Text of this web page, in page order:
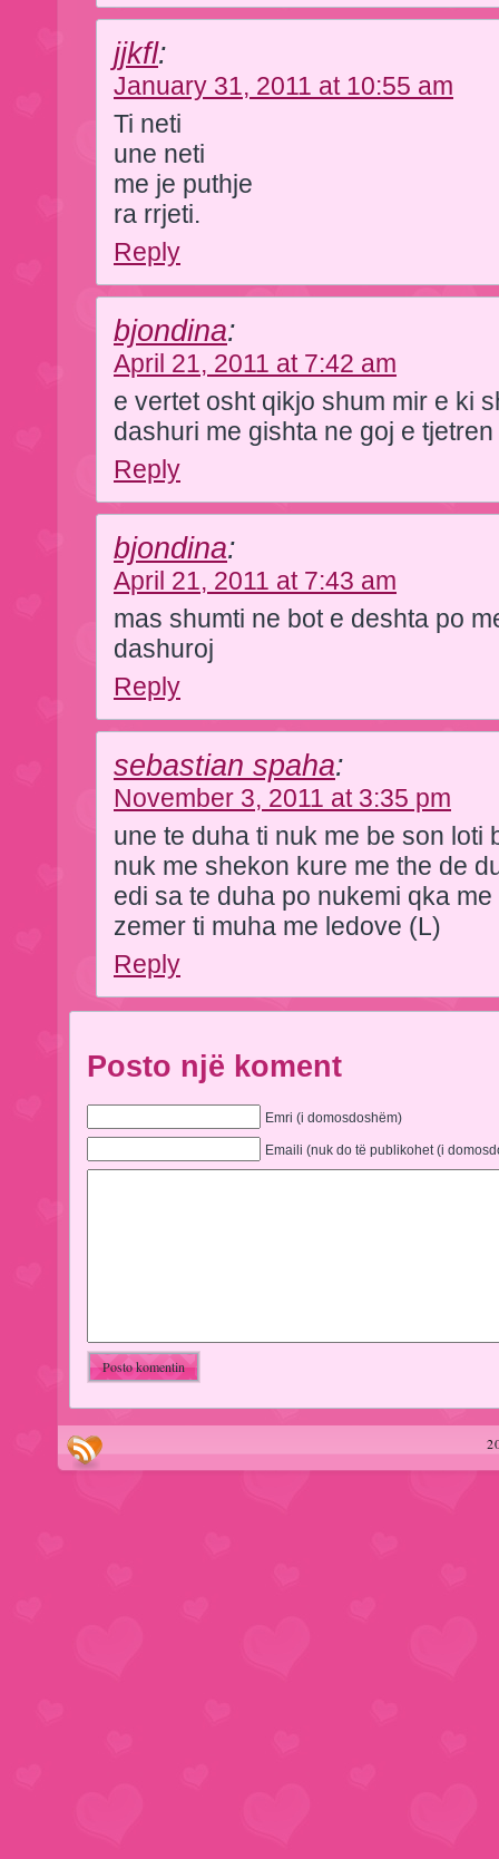
jjkfl:
January 31, 2011 at 10:55 am
Ti neti
une neti
me je puthje
ra rrjeti.
Reply
bjondina:
April 21, 2011 at 7:42 am
e vertet osht qikjo shum mir e ki
dashuri me gishta ne goj e
Reply
bjondina:
April 21, 2011 at 7:43 am
mas shumti ne bot e deshta po
dashuroj
Reply
sebastian spaha:
November 3, 2011 at 3:35 pm
une te duha ti nuk me be son loti
nuk me shekon kure me the de
edi sa te duha po nukemi qka
zemer ti muha me ledove (L)
Reply
Posto një koment
Emri (i domosdoshëm)
Emaili (nuk do të publikohet (i